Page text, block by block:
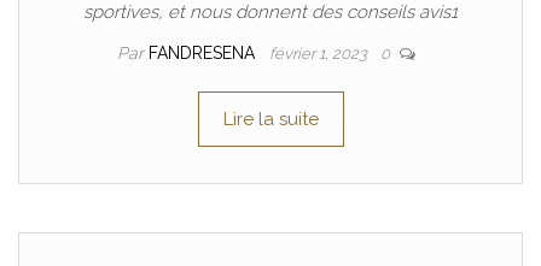
sportives, et nous donnent des conseils avis1
Par FANDRESENA février 1, 2023 0
Lire la suite